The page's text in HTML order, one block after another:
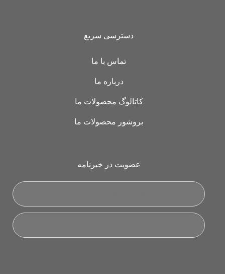
دسترسی سریع
تماس با ما
درباره ما
کاتالوگ محصولات ما
بروشور محصولات ما
عضویت در خبرنامه